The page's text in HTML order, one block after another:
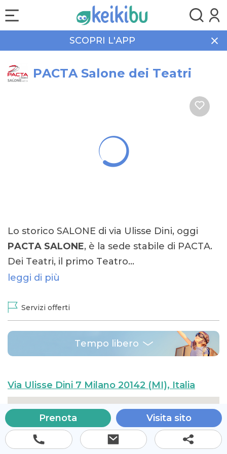
SCOPRI L'APP
Tempo libero PACTA Salone dei Teatri
PACTA Salone dei Teatri
Lo storico SALONE di via Ulisse Dini, oggi
PACTA SALONE, è la sede stabile di PACTA.
Dei Teatri, il primo Teatro…
leggi di più
Servizi offerti
Tempo libero
Via Ulisse Dini 7 Milano 20142 (MI), Italia
Prenota Visita sito